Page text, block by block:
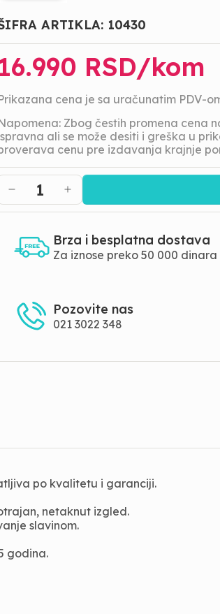
ARTIKLA: 10430
16.990 RSD/kom
cena je sa uračunatim PDV-
Zbog čestih promena cena
ali se može desiti i greška u
cenu pre izdavanja krajnje
1
Brza i besplatna dostava
Za iznose preko 50 000 dinara
Pozovite nas
021 3022 348
po kvalitetu i garanciji.
netaknut izgled.
slavinom.
godina.